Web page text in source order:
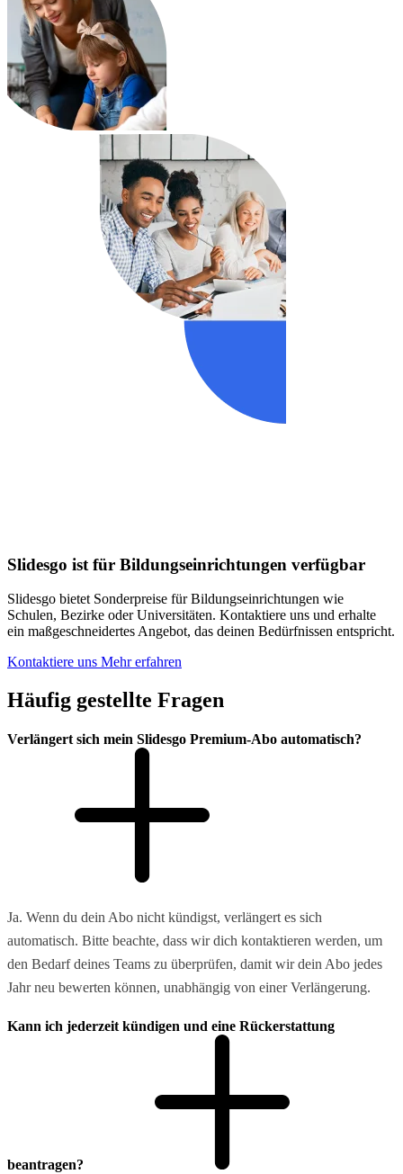
Slidesgo ist für Bildungseinrichtungen verfügbar
Slidesgo bietet Sonderpreise für Bildungseinrichtungen wie
Schulen, Bezirke oder Universitäten. Kontaktiere uns und erhalte
ein maßgeschneidertes Angebot, das deinen Bedürfnissen entspricht.
Kontaktiere uns Mehr erfahren
Häufig gestellte Fragen
Verlängert sich mein Slidesgo Premium-Abo automatisch?
Ja. Wenn du dein Abo nicht kündigst, verlängert es sich
automatisch. Bitte beachte, dass wir dich kontaktieren werden, um
den Bedarf deines Teams zu überprüfen, damit wir dein Abo jedes
Jahr neu bewerten können, unabhängig von einer Verlängerung.
Kann ich jederzeit kündigen und eine Rückerstattung
beantragen?